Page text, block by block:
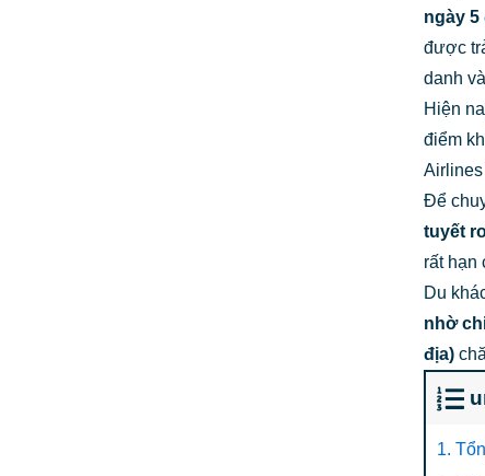
ngày 5
được
danh
Hiện
điểm
Airlines
Để
tuyết
rất hạn
Du
nhờ
địa)
1.